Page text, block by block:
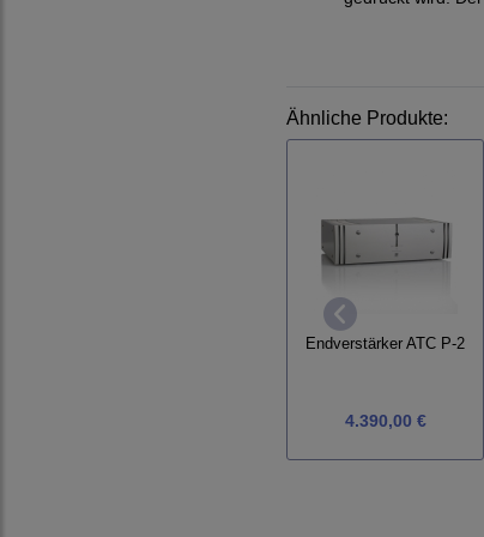
Ähnliche Produkte:
Endverstärker ATC P-2
4.390,00 €